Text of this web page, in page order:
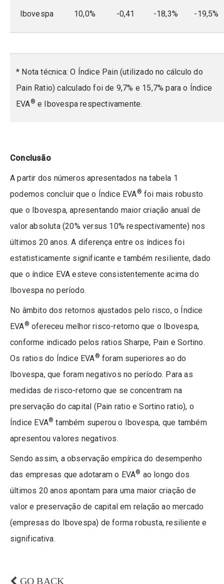
Ibovespa 10,0% -0,41 -18,3% -19,5%
* Nota técnica: O Índice Pain (utilizado no cálculo do
Pain Ratio) calculado foi de 9,7% e 15,7% para o Índice
EVA® e Ibovespa respectivamente.
Conclusão
A partir dos números apresentados na tabela 1
podemos concluir que o Índice EVA® foi mais robusto
que o Ibovespa, apresentando maior criação anual de
valor absoluta (20% versus 10% respectivamente) nos
últimos 20 anos. A diferença entre os índices foi
estatisticamente significante e também resiliente, dado
que o índice EVA esteve consistentemente acima do
Ibovespa no período.
No âmbito dos retornos ajustados pelo risco, o Índice
EVA® ofereceu melhor risco-retorno que o Ibovespa,
conforme indicado pelos ratios Sharpe, Pain e Sortino.
Os ratios do Índice EVA® foram superiores ao do
Ibovespa, que foram negativos no período. Para as
medidas de risco-retorno que se concentram na
preservação do capital (Pain ratio e Sortino ratio), o
Índice EVA® também superou o Ibovespa, que também
apresentou valores negativos.
Sendo assim, a observação empírica do desempenho
das empresas que adotaram o EVA® ao longo dos
últimos 20 anos apontam para uma maior criação de
valor e preservação de capital em relação ao mercado
(empresas do Ibovespa) de forma robusta, resiliente e
significativa.
GO BACK